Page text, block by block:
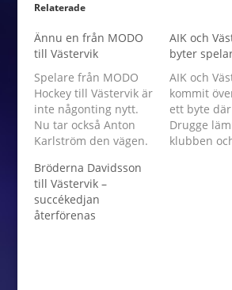
Relaterade
Ännu en från MODO
till Västervik
Spelare från MODO
Hockey till Västervik är
inte någonting nytt.
Nu tar också Anton
Karlström den vägen.
att spela i Västervik
resterande del av
säsongen.
AIK och
byter
AIK och
kommit
ett byte
Drugge
klubben
Bröderna Davidsson
till Västervik –
succékedjan
återförenas